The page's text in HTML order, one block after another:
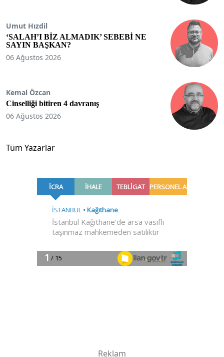
Umut Hızdil
‘SALAH’I BİZ ALMADIK’ SEBEBİ NE
SAYIN BAŞKAN?
06 Ağustos 2026
Kemal Özcan
Cinselliği bitiren 4 davranış
06 Ağustos 2026
Tüm Yazarlar